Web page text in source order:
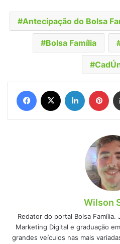
Antecipação do Bolsa
Bolsa Família
Facebook Linkedin
Wilson
Redator do portal Bolsa
Marketing Digital e graduação
grandes veículos nas mais